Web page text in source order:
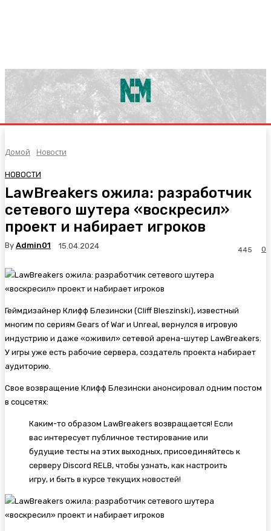
Домой Новости
НОВОСТИ
LawBreakers ожила: разработчик
сетевого шутера «воскресил»
проект и набирает игроков
By Admin01 15.04.2024 0
445
Геймдизайнер Клифф Блезински (Cliff Bleszinski), известный
многим по сериям Gears of War и Unreal, вернулся в игровую
индустрию и даже «оживил» сетевой арена-шутер LawBreakers.
У игры уже есть рабочие сервера, создатель проекта набирает
аудиторию.
Свое возвращение Клифф Блезински анонсировал одним постом
в соцсетях:
Каким-то образом LawBreakers возвращается! Если
вас интересует публичное тестирование или
будущие тесты на этих выходных, присоединяйтесь к
серверу Discord RELB, чтобы узнать, как настроить
игру, и быть в курсе текущих новостей!